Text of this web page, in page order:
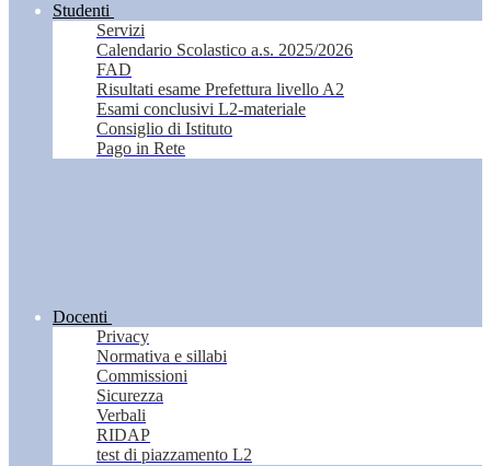
Studenti
Servizi
Calendario Scolastico a.s. 2025/2026
FAD
Risultati esame Prefettura livello A2
Esami conclusivi L2-materiale
Consiglio di Istituto
Pago in Rete
Docenti
Privacy
Normativa e sillabi
Commissioni
Sicurezza
Verbali
RIDAP
test di piazzamento L2